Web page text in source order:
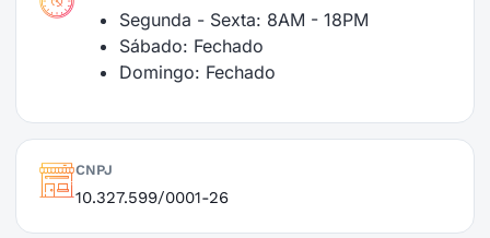
Segunda - Sexta: 8AM - 18PM
Sábado: Fechado
Domingo: Fechado
CNPJ
10.327.599/0001-26